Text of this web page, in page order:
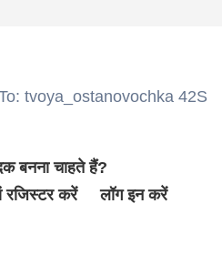
बनना चाहते हैं?
रजिस्टर करें
लॉग इन करें
tvoya_ostanovochka 42S